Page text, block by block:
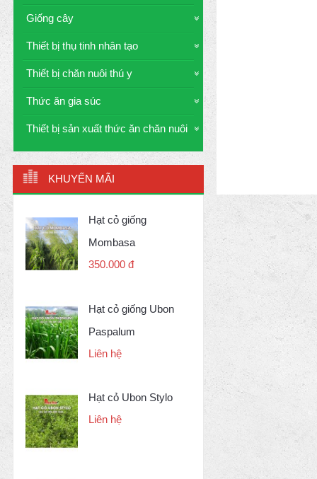
Giống cây
Thiết bị thụ tinh nhân tạo
Thiết bị chăn nuôi thú y
Thức ăn gia súc
Thiết bị sản xuất thức ăn chăn nuôi
KHUYẾN MÃI
Hạt cỏ giống
Mombasa
350.000 đ
Hạt cỏ giống Ubon
Paspalum
Liên hệ
Hạt cỏ Ubon Stylo
Liên hệ